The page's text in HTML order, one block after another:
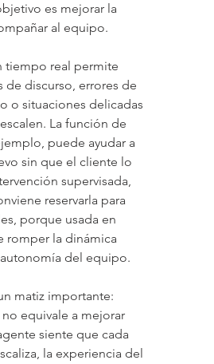
es mejorar la
al equipo.
tiempo real permite
de discurso, errores de
o situaciones delicadas
La función de
puede ayudar a
sin que el cliente lo
supervisada,
reservarla para
porque usada en
romper la dinámica
del equipo.
matiz importante:
equivale a mejorar
siente que cada
la experiencia del